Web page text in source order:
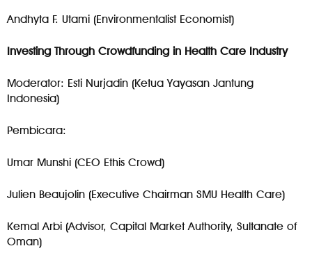
Andhyta F. Utami (Environmentalist Economist)
Investing Through Crowdfunding in Health Care Industry
Moderator: Esti Nurjadin (Ketua Yayasan Jantung
Indonesia)
Pembicara:
Umar Munshi (CEO Ethis Crowd)
Julien Beaujolin (Executive Chairman SMU Health Care)
Kemal Arbi (Advisor, Capital Market Authority, Sultanate of
Oman)